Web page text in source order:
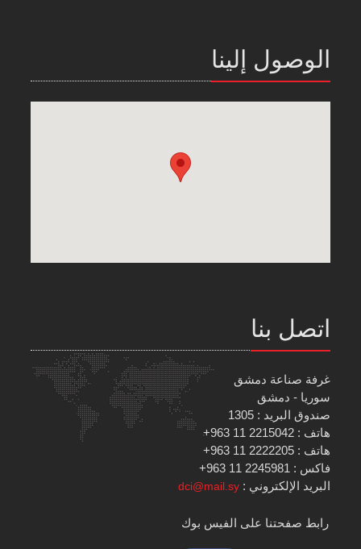
الوصول إلينا
اتصل بنا
غرفة صناعة دمشق
سوريا - دمشق
صندوق البريد : 1305
هاتف : 2215042 11 963+
هاتف : 2222205 11 963+
فاكس : 2245981 11 963+
البريد الإلكتروني :dci@mail.sy
رابط صفحتنا على الفيس بوك